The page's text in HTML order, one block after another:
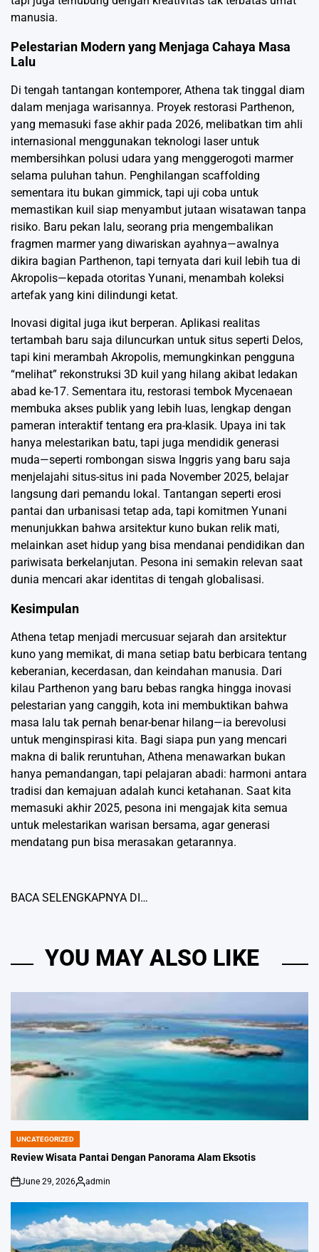
manusia.
Pelestarian Modern yang Menjaga Cahaya Masa
Lalu
Di tengah tantangan kontemporer, Athena tak tinggal diam
dalam menjaga warisannya. Proyek restorasi Parthenon,
yang memasuki fase akhir pada 2026, melibatkan tim ahli
internasional menggunakan teknologi laser untuk
membersihkan polusi udara yang menggerogoti marmer
selama puluhan tahun. Penghilangan scaffolding
sementara itu bukan gimmick, tapi uji coba untuk
memastikan kuil siap menyambut jutaan wisatawan tanpa
risiko. Baru pekan lalu, seorang pria mengembalikan
fragmen marmer yang diwariskan ayahnya—awalnya
dikira bagian Parthenon, tapi ternyata dari kuil lebih tua di
Akropolis—kepada otoritas Yunani, menambah koleksi
artefak yang kini dilindungi ketat.
Inovasi digital juga ikut berperan. Aplikasi realitas
tertambah baru saja diluncurkan untuk situs seperti Delos,
tapi kini merambah Akropolis, memungkinkan pengguna
“melihat” rekonstruksi 3D kuil yang hilang akibat ledakan
abad ke-17. Sementara itu, restorasi tembok Mycenaean
membuka akses publik yang lebih luas, lengkap dengan
pameran interaktif tentang era pra-klasik. Upaya ini tak
hanya melestarikan batu, tapi juga mendidik generasi
muda—seperti rombongan siswa Inggris yang baru saja
menjelajahi situs-situs ini pada November 2025, belajar
langsung dari pemandu lokal. Tantangan seperti erosi
pantai dan urbanisasi tetap ada, tapi komitmen Yunani
menunjukkan bahwa arsitektur kuno bukan relik mati,
melainkan aset hidup yang bisa mendanai pendidikan dan
pariwisata berkelanjutan. Pesona ini semakin relevan saat
dunia mencari akar identitas di tengah globalisasi.
Kesimpulan
Athena tetap menjadi mercusuar sejarah dan arsitektur
kuno yang memikat, di mana setiap batu berbicara tentang
keberanian, kecerdasan, dan keindahan manusia. Dari
kilau Parthenon yang baru bebas rangka hingga inovasi
pelestarian yang canggih, kota ini membuktikan bahwa
masa lalu tak pernah benar-benar hilang—ia berevolusi
untuk menginspirasi kita. Bagi siapa pun yang mencari
makna di balik reruntuhan, Athena menawarkan bukan
hanya pemandangan, tapi pelajaran abadi: harmoni antara
tradisi dan kemajuan adalah kunci ketahanan. Saat kita
memasuki akhir 2025, pesona ini mengajak kita semua
untuk melestarikan warisan bersama, agar generasi
mendatang pun bisa merasakan getarannya.
BACA SELENGKAPNYA DI…
YOU MAY ALSO LIKE
POSTED
IN
UNCATEGORIZED
Review Wisata Pantai Dengan Panorama Alam Eksotis
on
June 29, 2026
Posted
by
admin